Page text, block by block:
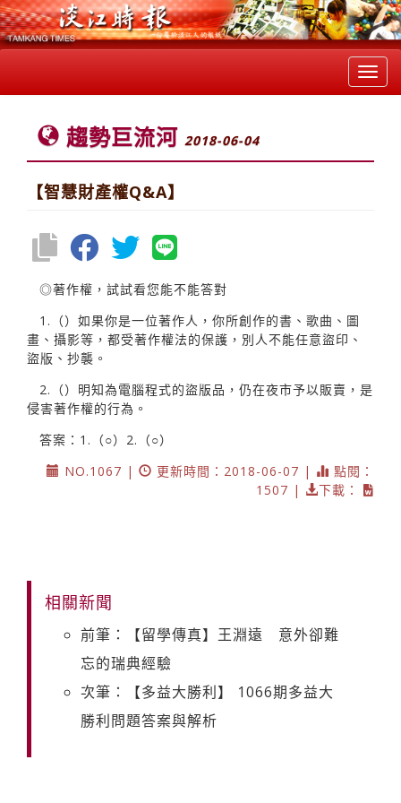
趨勢巨流河 2018-06-04
【智慧財產權Q&A】
◎著作權，試試看您能不能答對
1.（）如果你是一位著作人，你所創作的書、歌曲、圖
畫、攝影等，都受著作權法的保護，別人不能任意盜印、
盜版、抄襲。
2.（）明知為電腦程式的盜版品，仍在夜市予以販賣，是
侵害著作權的行為。
答案：1.（○）2.（○）
NO.1067 |
更新時間：2018-06-07 |
點閱：
1507 |
下載：
相關新聞
前筆：【留學傳真】王淵遠 意外卻難
忘的瑞典經驗
次筆：【多益大勝利】 1066期多益大
勝利問題答案與解析